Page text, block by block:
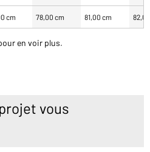
cm 78,00 cm 81,00 cm
en voir plus.
vous